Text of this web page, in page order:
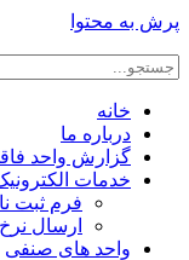
پرش به محتوا
خانه
درباره ما
گزارش واحد
خدمات
فرم ثبت
ارسال
واحد های صنفی